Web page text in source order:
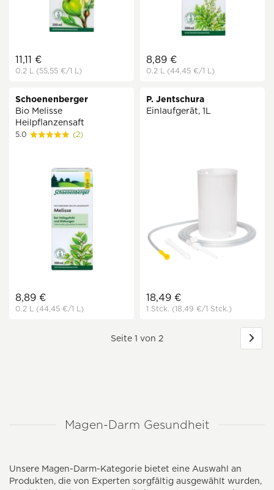
11,11 €
0.2 L (55,55 €/1 L)
8,89 €
0.2 L (44,45 €/1 L)
Schoenenberger
Bio Melisse
Heilpflanzensaft
5.0 (2)
8,89 €
0.2 L (44,45 €/1 L)
P. Jentschura
Einlaufgerät, 1L
18,49 €
1 Stck. (18,49 €/1 Stck.)
Seite 1 von 2
Magen-Darm Gesundheit
Unsere Magen-Darm-Kategorie bietet eine Auswahl an
Produkten, die von Experten sorgfältig ausgewählt wurden,